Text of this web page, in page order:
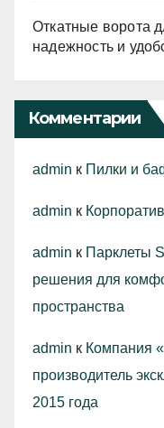
Откатные ворота
надежность и
Комментарии
admin к Пилки и
admin к
admin к Парклеты
решения для
пространства
admin к Компания
производитель
2015 года